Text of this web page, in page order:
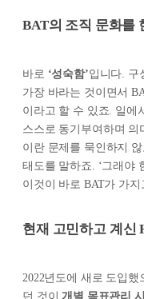
BAT의 조직 문화를
바로 ‘성숙함’입니다. 구
가장 바라는 것이면서
이라고 할 수 있죠. 일에
스스로 동기부여하며
이란 문제를 묵인하지
태도를 말하죠. ‘그래야
이것이 바로 BAT가 가
현재 고민하고 계신
2022년도에 새로 도입
던 것이개별 목표관리